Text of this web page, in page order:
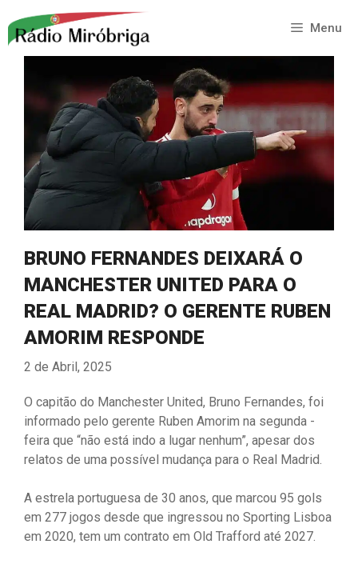
para
Menu
BRUNO FERNANDES DEIXARÁ O
MANCHESTER UNITED PARA O
REAL MADRID? O GERENTE RUBEN
AMORIM RESPONDE
2 de Abril, 2025
O capitão do Manchester United, Bruno Fernandes, foi
informado pelo gerente Ruben Amorim na segunda -
feira que “não está indo a lugar nenhum”, apesar dos
relatos de uma possível mudança para o Real Madrid.
A estrela portuguesa de 30 anos, que marcou 95 gols
em 277 jogos desde que ingressou no Sporting Lisboa
em 2020, tem um contrato em Old Trafford até 2027.